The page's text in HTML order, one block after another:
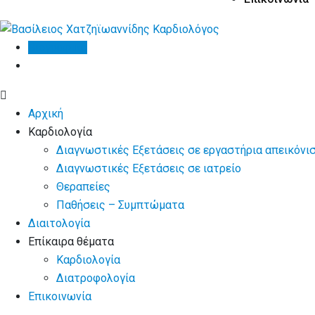
Αρχική
Καρδιολογία
Διαγνωστικές Εξετάσεις σε εργαστήρια
Διαγνωστικές Εξετάσεις σε ιατρείο
Θεραπείες
Παθήσεις – Συμπτώματα
Διαιτολογία
Επίκαιρα θέματα
Καρδιολογία
Διατροφολογία
Επικοινωνία